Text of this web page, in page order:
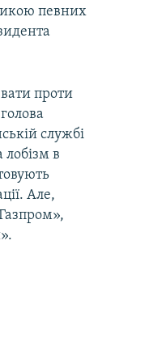
певних
проти
службі
в
Але,